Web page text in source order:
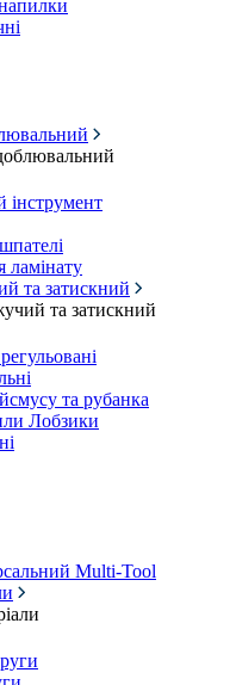
інструмент
ламінату
та затискний
та затискний
та рубанка
Лобзики
Multi-Tool